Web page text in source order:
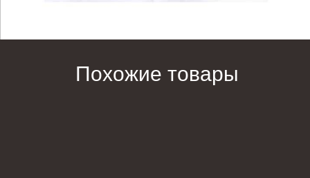
Похожие товары